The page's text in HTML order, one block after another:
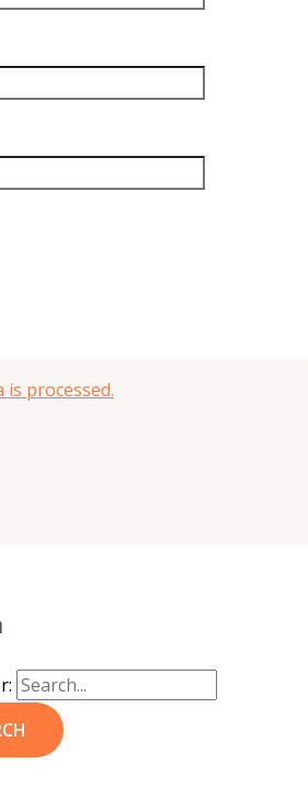
processed.